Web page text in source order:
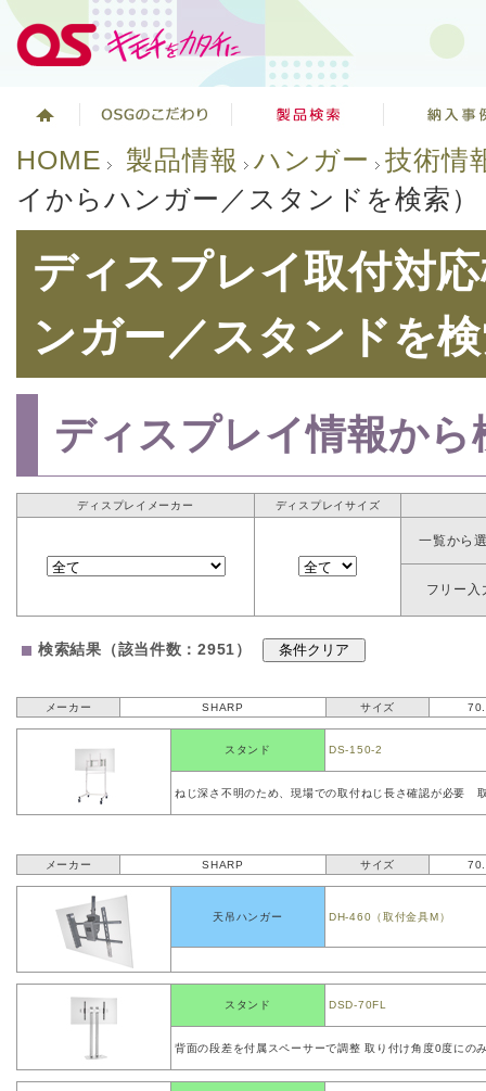
HOME 製品情報 ハンガー
技術情
イからハンガー／スタンドを検索）
ディスプレイ取付対
ンガー／スタンドを
ディスプレイ情報から
ディスプレイメーカー ディスプレイサイズ
一覧から
フリー入
検索結果（該当件数：2951）
メーカー SHARP サイズ
スタンド DS-150-2
ねじ深さ不明のため、現場での取付ねじ長さ確認が必要
メーカー SHARP サイズ
天吊ハンガー DH-460（取付金具M）
スタンド DSD-70FL
背面の段差を付属スペーサーで調整 取り付け角度0度にの